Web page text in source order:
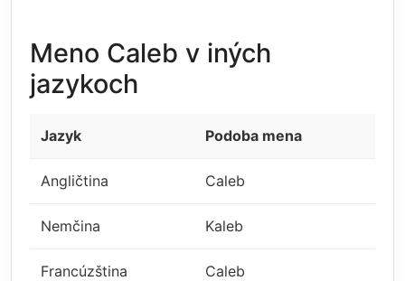
Meno Caleb v iných
jazykoch
Jazyk Podoba mena
Angličtina Caleb
Nemčina Kaleb
Francúzština Caleb